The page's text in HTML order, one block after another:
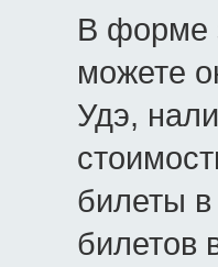
В форме
можете
Удэ,
билеты
билетов